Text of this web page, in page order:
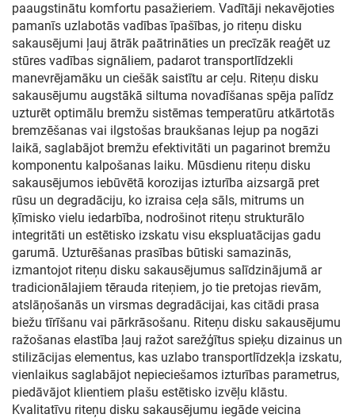
paaugstinātu komfortu pasažieriem. Vadītāji nekavējoties
pamanīs uzlabotās vadības īpašības, jo riteņu disku
sakausējumi ļauj ātrāk paātrināties un precīzāk reaģēt uz
stūres vadības signāliem, padarot transportlīdzekli
manevrējamāku un ciešāk saistītu ar ceļu. Riteņu disku
sakausējumu augstākā siltuma novadīšanas spēja palīdz
uzturēt optimālu bremžu sistēmas temperatūru atkārtotās
bremzēšanas vai ilgstošas braukšanas lejup pa nogāzi
laikā, saglabājot bremžu efektivitāti un pagarinot bremžu
komponentu kalpošanas laiku. Mūsdienu riteņu disku
sakausējumos iebūvētā korozijas izturība aizsargā pret
rūsu un degradāciju, ko izraisa ceļa sāls, mitrums un
ķīmisko vielu iedarbība, nodrošinot riteņu strukturālo
integritāti un estētisko izskatu visu ekspluatācijas gadu
garumā. Uzturēšanas prasības būtiski samazinās,
izmantojot riteņu disku sakausējumus salīdzinājumā ar
tradicionālajiem tērauda riteņiem, jo tie pretojas rievām,
atslāņošanās un virsmas degradācijai, kas citādi prasa
biežu tīrīšanu vai pārkrāsošanu. Riteņu disku sakausējumu
ražošanas elastība ļauj ražot sarežģītus spieķu dizainus un
stilizācijas elementus, kas uzlabo transportlīdzekļa izskatu,
vienlaikus saglabājot nepieciešamos izturības parametrus,
piedāvājot klientiem plašu estētisko izvēļu klāstu.
Kvalitatīvu riteņu disku sakausējumu iegāde veicina